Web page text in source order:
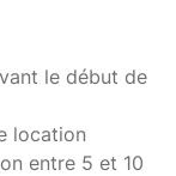
le début de
location
entre 5 et 10